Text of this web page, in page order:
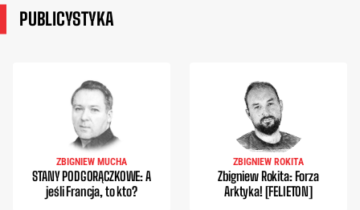
PUBLICYSTYKA
ZBIGNIEW MUCHA
STANY PODGORĄCZKOWE: A
jeśli Francja, to kto?
ZBIGNIEW ROKITA
Zbigniew Rokita: Forza
Arktyka! [FELIETON]